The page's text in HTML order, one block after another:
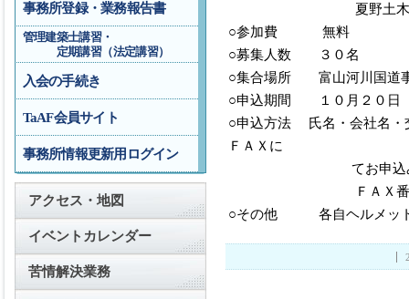
夏野土木工業(株)
○参加費 無料
○募集人数 ３０名
○集合場所 富山河川国道
○申込期間 １０月２０日（
○申込方法 氏名・会社名・
ＦＡＸに
てお申込みく
ＦＡＸ番号 ０７
○その他 各自ヘルメッ
事務所登録・業務報告書
管理建築士講習・
定期講習（法定講習）
入会の手続き
TaAF会員サイト
事務所情報更新用ログイン
アクセス・地図
イベントカレンダー
苦情解決業務